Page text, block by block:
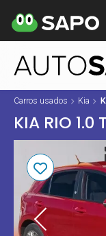
Carros usados Kia
KIA RIO 1.0